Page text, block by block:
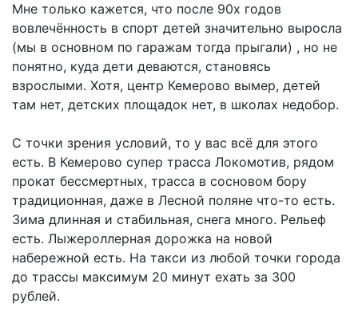
Мне только кажется, что после 90х годов
вовлечённость в спорт детей значительно выросла
(мы в основном по гаражам тогда прыгали) , но не
понятно, куда дети деваются, становясь
взрослыми. Хотя, центр Кемерово вымер, детей
там нет, детских площадок нет, в школах недобор.
С точки зрения условий, то у вас всё для этого
есть. В Кемерово супер трасса Локомотив, рядом
прокат бессмертных, трасса в сосновом бору
традиционная, даже в Лесной поляне что-то есть.
Зима длинная и стабильная, снега много. Рельеф
есть. Лыжероллерная дорожка на новой
набережной есть. На такси из любой точки города
до трассы максимум 20 минут ехать за 300
рублей.